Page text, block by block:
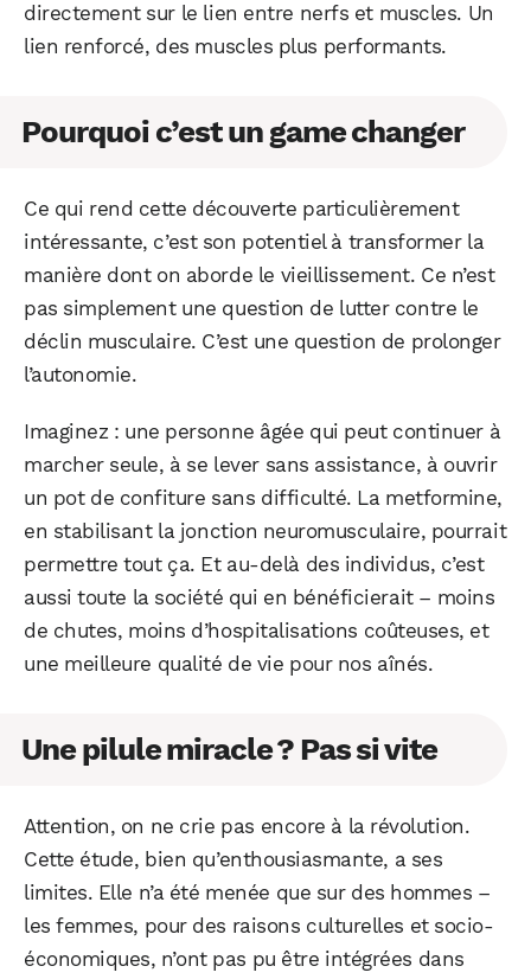
directement sur le lien entre nerfs et muscles. Un
lien renforcé, des muscles plus performants.
Pourquoi c’est un game changer
Ce qui rend cette découverte particulièrement
intéressante, c’est son potentiel à transformer la
manière dont on aborde le vieillissement. Ce n’est
pas simplement une question de lutter contre le
déclin musculaire. C’est une question de prolonger
l’autonomie.
Imaginez : une personne âgée qui peut continuer à
marcher seule, à se lever sans assistance, à ouvrir
un pot de confiture sans difficulté. La metformine,
en stabilisant la jonction neuromusculaire, pourrait
permettre tout ça. Et au-delà des individus, c’est
aussi toute la société qui en bénéficierait – moins
de chutes, moins d’hospitalisations coûteuses, et
une meilleure qualité de vie pour nos aînés.
Une pilule miracle ? Pas si vite
Attention, on ne crie pas encore à la révolution.
Cette étude, bien qu’enthousiasmante, a ses
limites. Elle n’a été menée que sur des hommes –
les femmes, pour des raisons culturelles et socio-
économiques, n’ont pas pu être intégrées dans